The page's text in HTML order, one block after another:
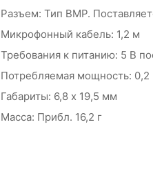
Разъем: Тип BMP.
Микрофонный кабель: 1,2 м
Требования к питанию: 5 В
Потребляемая мощность:
Габариты: 6,8 x 19,5 мм
Масса: Прибл. 16,2 г